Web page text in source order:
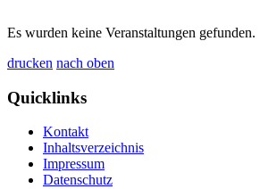
Es wurden keine Veranstaltungen gefunden.
drucken nach oben
Quicklinks
Kontakt
Inhaltsverzeichnis
Impressum
Datenschutz